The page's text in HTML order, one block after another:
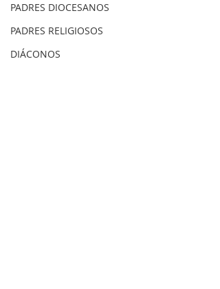
PADRES DIOCESANOS
PADRES RELIGIOSOS
DIÁCONOS